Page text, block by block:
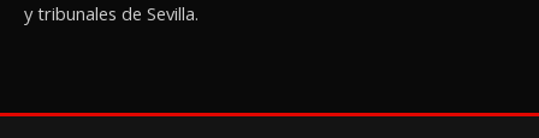
y tribunales de Sevilla.